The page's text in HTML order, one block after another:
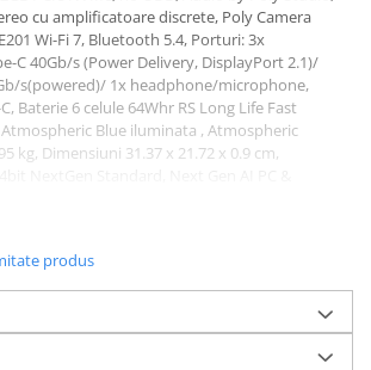
cu amplificatoare discrete, Poly Camera
Wi-Fi 7, Bluetooth 5.4, Porturi: 3x
C 40Gb/s (Power Delivery, DisplayPort 2.1)/
s(powered)/ 1x headphone/microphone,
Baterie 6 celule 64Whr RS Long Life Fast
Blue iluminata , Atmospheric
kg, Dimensiuni 31.37 x 21.72 x 0.9 cm,
produs